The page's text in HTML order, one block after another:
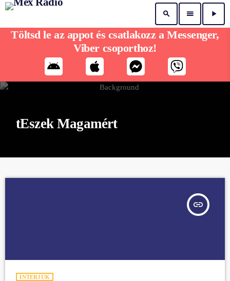
search menu play_arrow
tEszek Magamért
insert_link
INTERJÚK
Töltsd le az appot és csatlakozz a Messenger,
Viber csoporthoz!